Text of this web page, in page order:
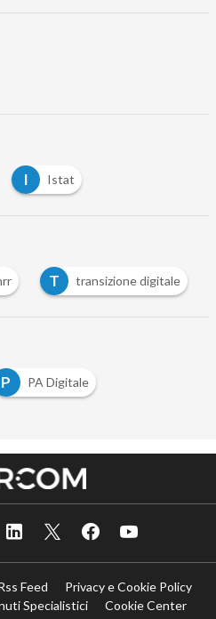
I
Istat
T
transizione digitale
P
PA Digitale
Feed
Privacy e Cookie Policy
Specialistici
Cookie Center